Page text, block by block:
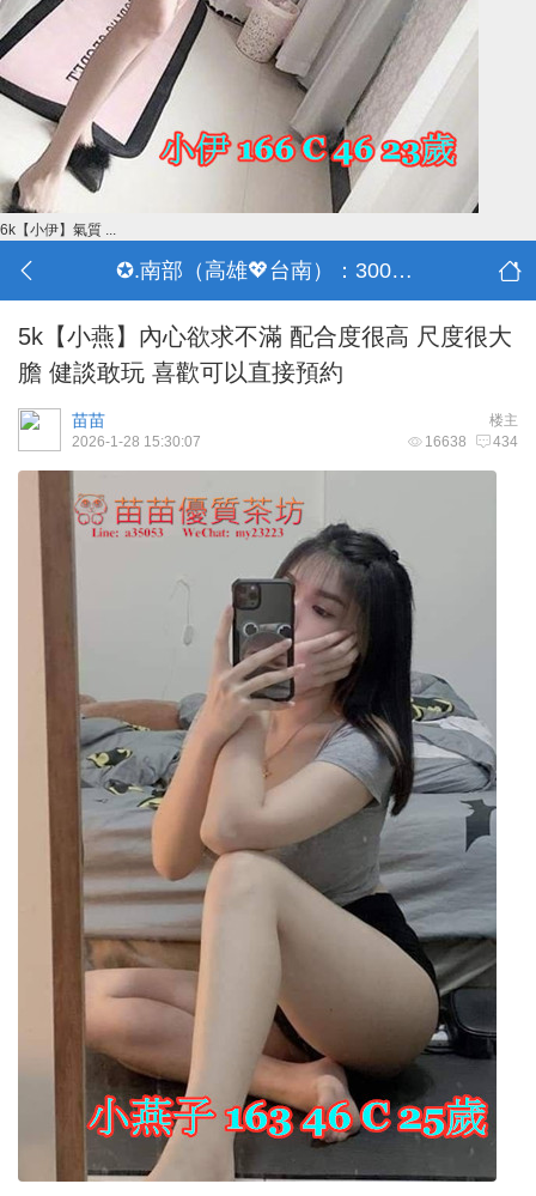
6k【小伊】氣質 ...
✪.南部（高雄💖台南）：3000-30000
5k【小燕】內心欲求不滿 配合度很高 尺度很大
膽 健談敢玩 喜歡可以直接預約
楼主
苗苗
16638 434
2026-1-28 15:30:07